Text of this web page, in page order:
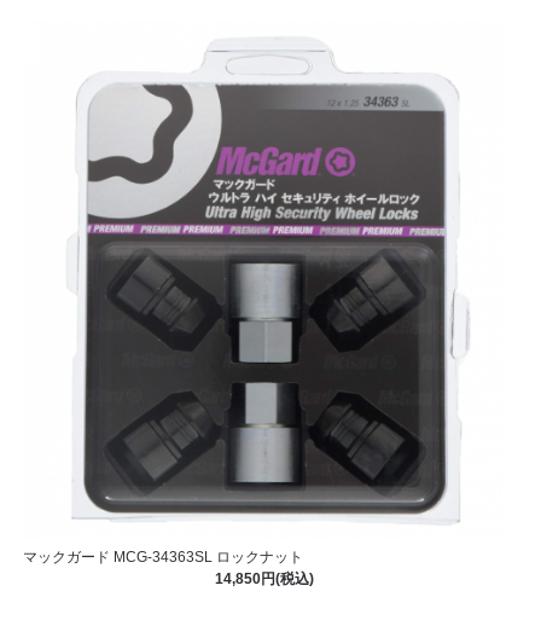
マックガード MCG-34363SL ロックナット
14,850円(税込)